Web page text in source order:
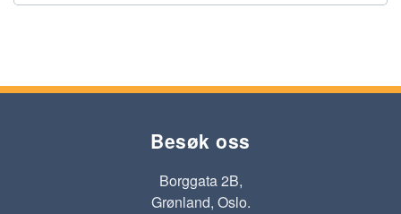
Besøk oss
Borggata 2B,
Grønland, Oslo.